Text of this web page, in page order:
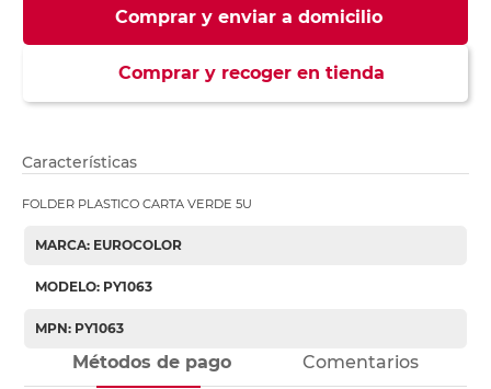
Comprar y enviar a domicilio
Comprar y recoger en tienda
Características
FOLDER PLASTICO CARTA VERDE 5U
MARCA: EUROCOLOR
MODELO: PY1063
MPN: PY1063
Métodos de pago Comentarios